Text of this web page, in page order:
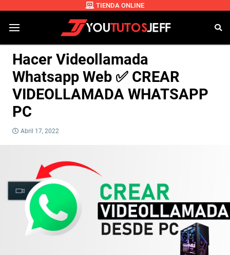
TIENDA ONLINE
Hacer Videollamada
Whatsapp Web ✅ CREAR
VIDEOLLAMADA WHATSAPP
PC
Abril 17, 2022